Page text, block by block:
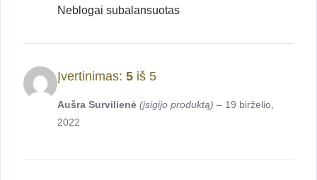
Neblogai subalansuotas
Įvertinimas: 5 iš 5
Aušra Survilienė (įsigijo produktą) – 19 birželio,
2022